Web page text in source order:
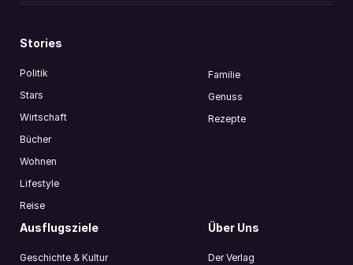
Stories
Politik
Stars
Wirtschaft
Bücher
Wohnen
Lifestyle
Reise
Familie
Genuss
Rezepte
Ausflugsziele
Geschichte & Kultur
Über Uns
Der Verlag